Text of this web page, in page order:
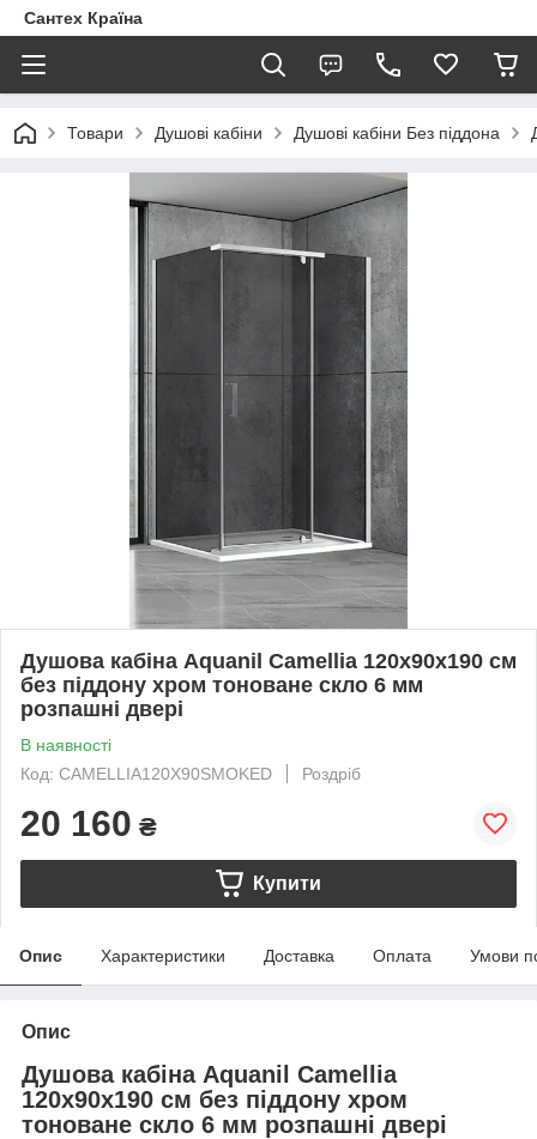
Сантех Країна
Товари Душові кабіни Душові кабіни Без піддона
Душова кабіна Aquanil Camellia 120х90х190 см
без піддону хром тоноване скло 6 мм
розпашні двері
В наявності
Код: CAMELLIA120X90SMOKED
Роздріб
20 160 ₴
Купити
Опис Характеристики Доставка Оплата Умови
Опис
Душова кабіна Aquanil Camellia
120х90х190 см без піддону хром
тоноване скло 6 мм розпашні двері